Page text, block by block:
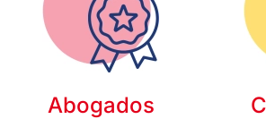
Abogados